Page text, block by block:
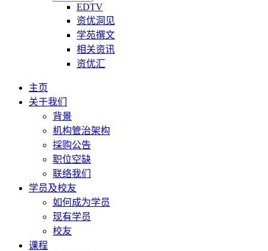
EDTV
资优洞见
学苑撰文
相关资讯
资优汇
主页
关于我们
背景
机构管治架构
採购公告
职位空缺
联络我们
学员及校友
如何成为学员
现有学员
校友
课程